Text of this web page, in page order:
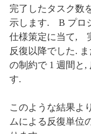
完了したタスク数
示します. B プロ
仕様策定に当て,
反復以降でした.
の制約で 1 週間と,
す.
このような結果よ
ムによる反復単位